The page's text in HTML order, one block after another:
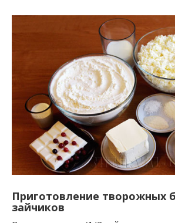
Приготовление творожных
зайчиков